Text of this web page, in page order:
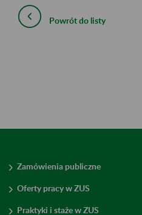
Powrót do listy
Zamówienia publiczne
Oferty pracy w ZUS
Praktyki i staże w ZUS